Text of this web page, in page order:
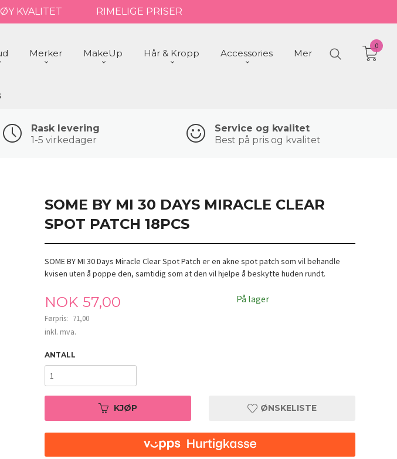
KVALITET RIMELIGE PRISER
Merker MakeUp Hår & Kropp Accessories Mer
0
Rask levering
1-5 virkedager
Service og kvalitet
Best på pris og kvalitet
SOME BY MI 30 DAYS MIRACLE CLEAR
SPOT PATCH 18PCS
SOME BY MI 30 Days Miracle Clear Spot Patch er en akne spot patch som vil behandle
kvisen uten å poppe den, samtidig som at den vil hjelpe å beskytte huden rundt.
Tilbud
NOK 57,00
Førpris: 71,00
Rabatt
inkl. mva.
På lager
ANTALL
KJØP ØNSKELISTE